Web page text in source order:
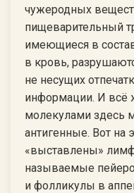
чужеродных
пищеварительный
имеющиеся в
в кровь,
не несущих
информации. И всё
молекулами здесь
антигенные. Вот на
«выставлены»
называемые
и фолликулы в